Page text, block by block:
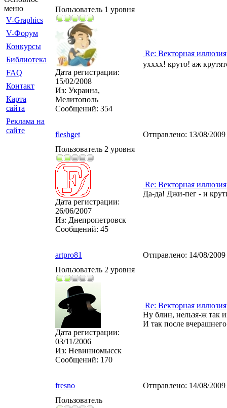
меню
V-Graphics
V-Форум
Конкурсы
Библиотека
FAQ
Контакт
Карта
сайта
Реклама на
сайте
Пользователь 1 уровня
Дата регистрации:
15/02/2008
Из: Украина,
Мелитополь
Сообщений: 354
Re: Векторная иллюзия
ухххх! круто! аж
fleshget Отправлено: 13/08/
Пользователь 2 уровня
Дата регистрации:
26/06/2007
Из: Днепропетровск
Сообщений: 45
Re: Векторная иллюзия
Да-да! Джи-пег - и
artpro81 Отправлено: 14/08/
Пользователь 2 уровня
Дата регистрации:
03/11/2006
Из: Невинномысск
Сообщений: 170
Re: Векторная иллюзия
Ну блин, нельзя-ж так
И так после
fresno Отправлено: 14/08/
Пользователь